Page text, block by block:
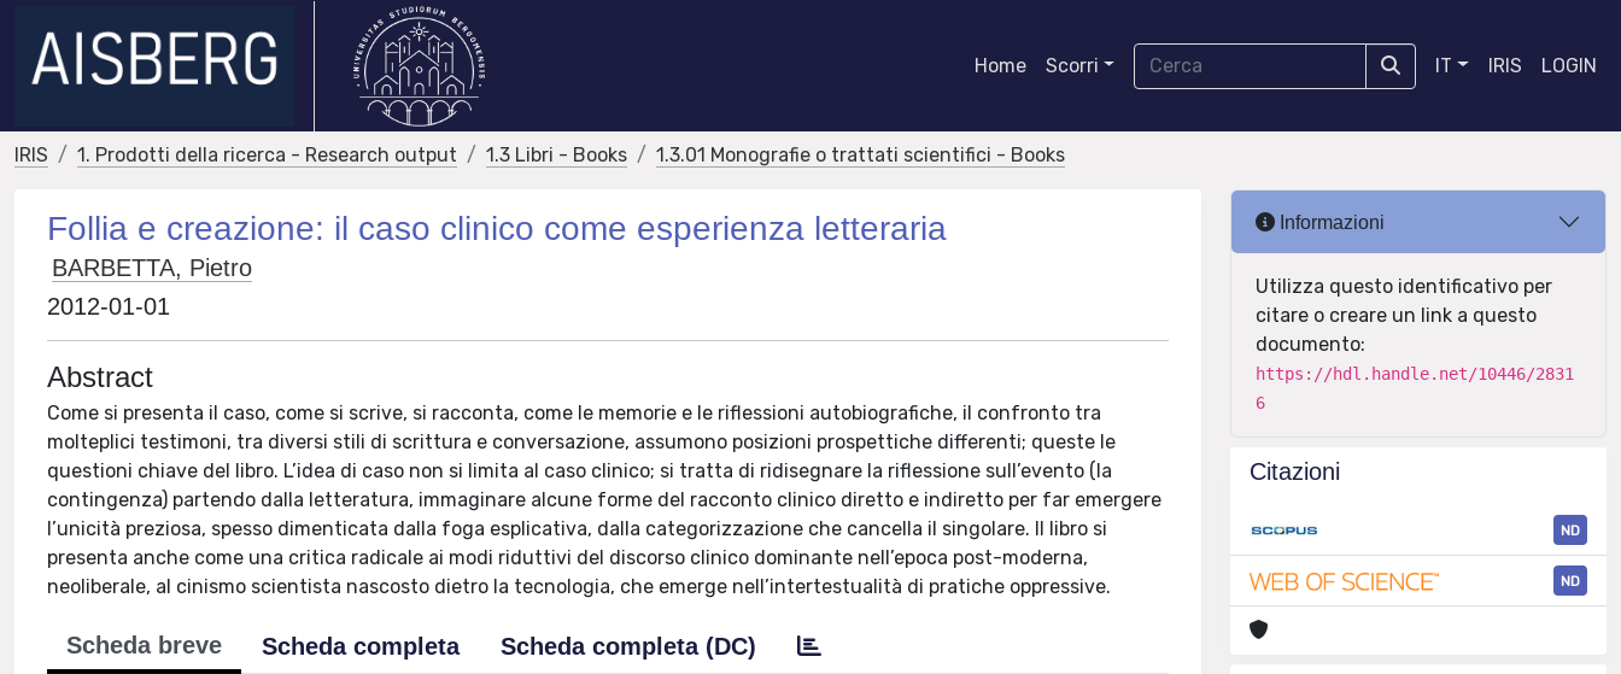
Home Scorri IT IRIS LOGIN
IRIS 1. Prodotti della ricerca - Research output 1.3 Libri - Books 1.3.01 Monografie o trattati scientifici - Books
Follia e creazione: il caso clinico come esperienza letteraria
BARBETTA, Pietro
2012-01-01
Abstract
Come si presenta il caso, come si scrive, si racconta, come le memorie e le riflessioni autobiografiche, il confronto tra
molteplici testimoni, tra diversi stili di scrittura e conversazione, assumono posizioni prospettiche differenti; queste le
questioni chiave del libro. L’idea di caso non si limita al caso clinico; si tratta di ridisegnare la riflessione sull’evento (la
contingenza) partendo dalla letteratura, immaginare alcune forme del racconto clinico diretto e indiretto per far emergere
l’unicità preziosa, spesso dimenticata dalla foga esplicativa, dalla categorizzazione che cancella il singolare. Il libro si
presenta anche come una critica radicale ai modi riduttivi del discorso clinico dominante nell’epoca post-moderna,
neoliberale, al cinismo scientista nascosto dietro la tecnologia, che emerge nell’intertestualità di pratiche oppressive.
Scheda breve Scheda completa Scheda completa (DC)
Informazioni
Utilizza questo identificativo per
citare o creare un link a questo
documento:
https://hdl.handle.net/10446/2831
6
Citazioni
ND
ND